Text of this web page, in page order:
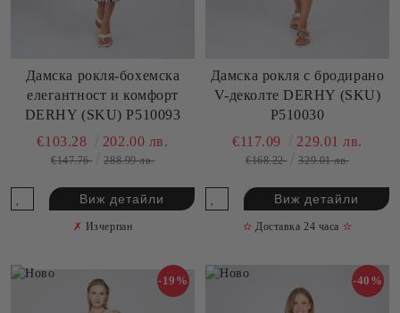
Дамска рокля-бохемска
елегантност и комфорт
DERHY (SKU) P510093
€103.28 202.00 лв.
€147.76 288.99 лв.
Виж детайли
✗ Изчерпан
Дамска рокля с бродирано
V-деколте DERHY (SKU)
P510030
€117.09 229.01 лв.
€168.22 329.01 лв.
Виж детайли
✫ Доставка 24 часа ✫
-19% -40%